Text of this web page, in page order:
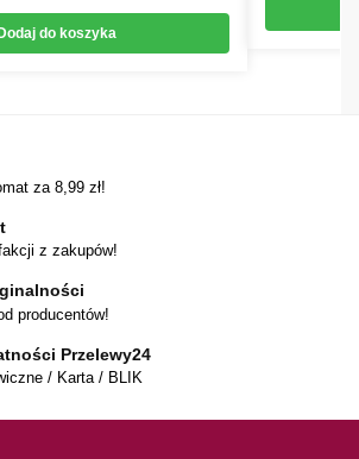
do koszyka
za 8,99 zł!
z zakupów!
producentów!
Przelewy24
/ Karta / BLIK